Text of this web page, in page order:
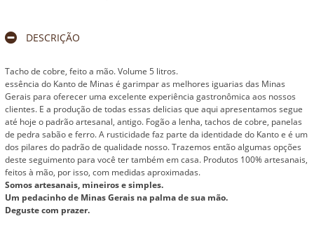
DESCRIÇÃO
Tacho de cobre, feito a mão. Volume 5 litros.
essência do Kanto de Minas é garimpar as melhores iguarias das Minas
Gerais para oferecer uma excelente experiência gastronômica aos nossos
clientes. E a produção de todas essas delicias que aqui apresentamos segue
até hoje o padrão artesanal, antigo. Fogão a lenha, tachos de cobre, panelas
de pedra sabão e ferro. A rusticidade faz parte da identidade do Kanto e é um
dos pilares do padrão de qualidade nosso. Trazemos então algumas opções
deste seguimento para você ter também em casa. Produtos 100% artesanais,
feitos à mão, por isso, com medidas aproximadas.
Somos artesanais, mineiros e simples.
Um pedacinho de Minas Gerais na palma de sua mão.
Deguste com prazer.